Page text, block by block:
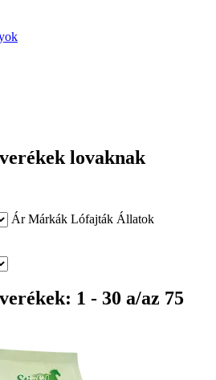
lovaknak
Ár Márkák Lófajták Állatok
1 - 30 a/az 75